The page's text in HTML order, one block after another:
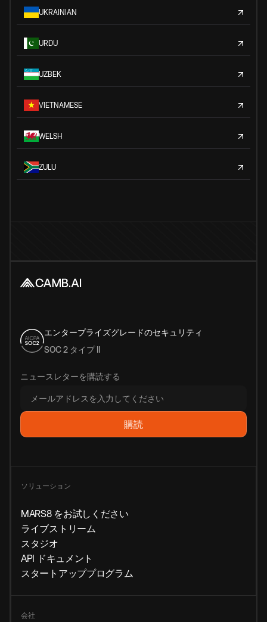
UKRAINIAN
URDU
UZBEK
VIETNAMESE
WELSH
ZULU
エンタープライズグレードのセキュリティ
SOC 2 タイプ II
ニュースレターを購読する
ソリューション
MARS8 をお試しください
ライブストリーム
スタジオ
API ドキュメント
スタートアッププログラム
会社